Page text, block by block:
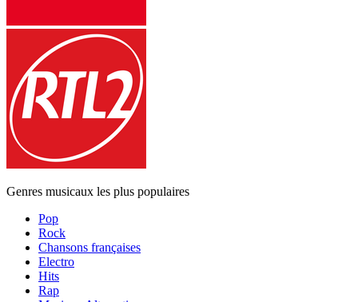
Genres musicaux les plus populaires
Pop
Rock
Chansons françaises
Electro
Hits
Rap